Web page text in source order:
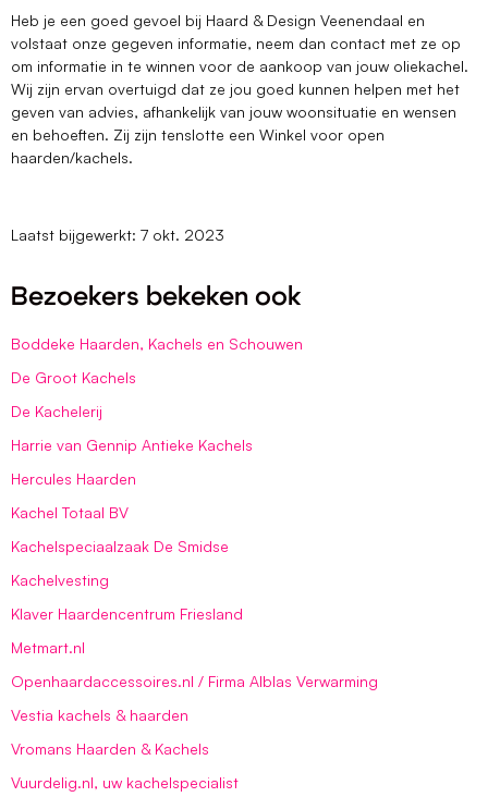
Heb je een goed gevoel bij Haard & Design Veenendaal en
volstaat onze gegeven informatie, neem dan contact met ze op
om informatie in te winnen voor de aankoop van jouw oliekachel.
Wij zijn ervan overtuigd dat ze jou goed kunnen helpen met het
geven van advies, afhankelijk van jouw woonsituatie en wensen
en behoeften. Zij zijn tenslotte een Winkel voor open
haarden/kachels.
Laatst bijgewerkt: 7 okt. 2023
Bezoekers bekeken ook
Boddeke Haarden, Kachels en Schouwen
De Groot Kachels
De Kachelerij
Harrie van Gennip Antieke Kachels
Hercules Haarden
Kachel Totaal BV
Kachelspeciaalzaak De Smidse
Kachelvesting
Klaver Haardencentrum Friesland
Metmart.nl
Openhaardaccessoires.nl / Firma Alblas Verwarming
Vestia kachels & haarden
Vromans Haarden & Kachels
Vuurdelig.nl, uw kachelspecialist